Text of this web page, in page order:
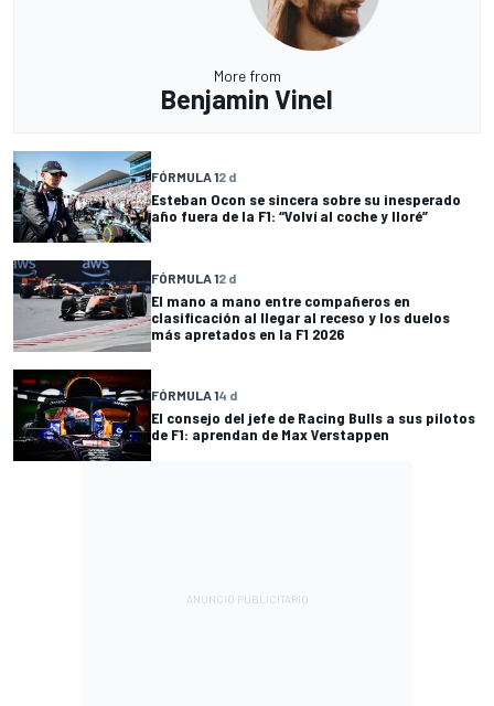
More from
Benjamin Vinel
FÓRMULA 12 d
Esteban Ocon se sincera sobre su inesperado
año fuera de la F1: “Volví al coche y lloré”
FÓRMULA 12 d
El mano a mano entre compañeros en
clasificación al llegar al receso y los duelos
más apretados en la F1 2026
FÓRMULA 14 d
El consejo del jefe de Racing Bulls a sus pilotos
de F1: aprendan de Max Verstappen